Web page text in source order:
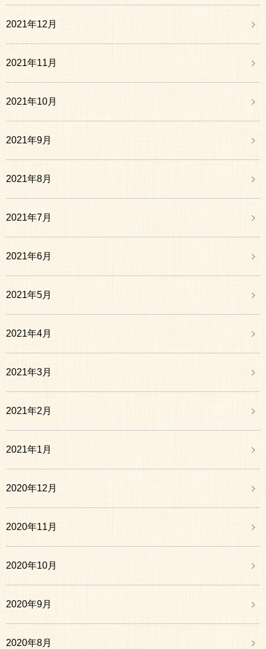
2021年12月
2021年11月
2021年10月
2021年9月
2021年8月
2021年7月
2021年6月
2021年5月
2021年4月
2021年3月
2021年2月
2021年1月
2020年12月
2020年11月
2020年10月
2020年9月
2020年8月